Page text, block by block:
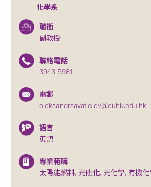
化學系
職銜
副教授
聯絡電話
3943 5981
電郵
oleksandrsavatieiev@cuhk.edu.hk
語言
英語
專業範疇
太陽能燃料, 光催化, 光化學, 有機